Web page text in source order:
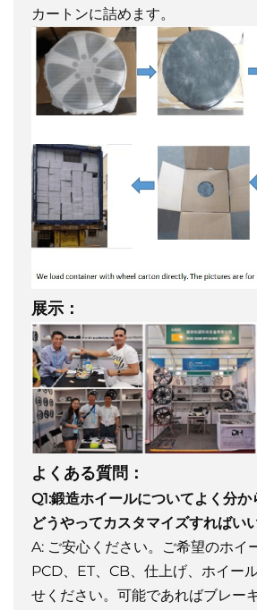
カートンに詰めます。
展示：
よくある質問：
Q1:鍛造ホイールについてよく分か
どうやってカスタマイズすればい
A: ご安心ください。ご希望のホイ
PCD、ET、CB、仕上げ、ホイー
せください。可能であればブレー